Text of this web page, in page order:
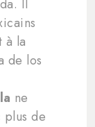
Il
à la
de los
ne
plus de